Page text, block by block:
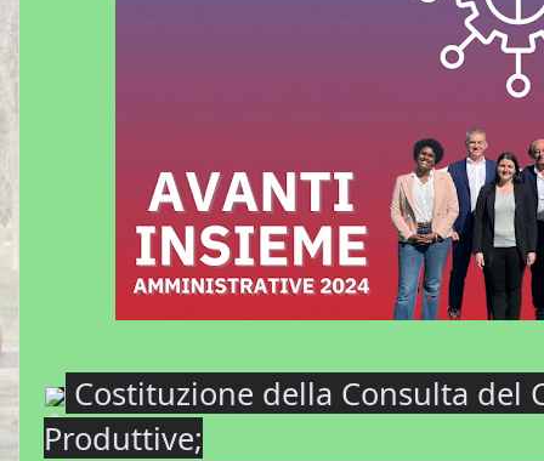
Costituzione della Consulta del
Produttive;